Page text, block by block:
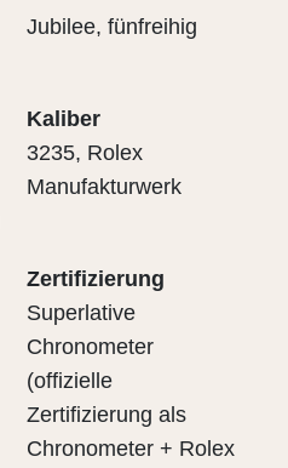
Jubilee, fünfreihig
Kaliber
3235, Rolex
Manufakturwerk
Zertifizierung
Superlative
Chronometer
(offizielle
Zertifizierung als
Chronometer + Rolex